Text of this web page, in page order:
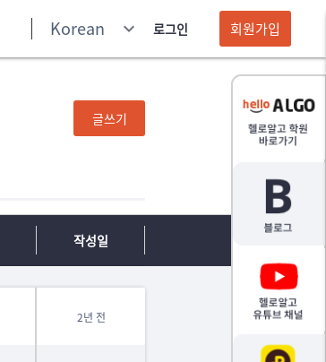
Korean keyboard_arrow_down 로그인 회원가입
글쓰기
작성일
2년 전